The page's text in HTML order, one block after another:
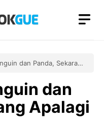
dan Panda, Sekarang
dan
Apalagi